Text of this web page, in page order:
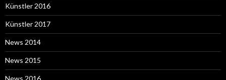
Künstler 2016
Künstler 2017
News 2014
News 2015